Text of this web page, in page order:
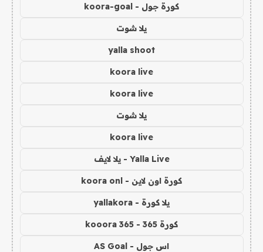
كورة جول - koora-goal
يلا شوت
yalla shoot
koora live
koora live
يلا شوت
koora live
Yalla Live - يلا لايف
كورة اون لاين - koora onl
يلا كورة - yallakora
كورة 365 - kooora 365
اس جول - AS Goal